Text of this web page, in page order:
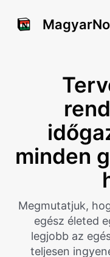
minden
Megmutatjuk,
egész életed
legjobb az
teljesen